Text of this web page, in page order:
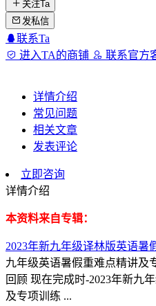
关注Ta
发私信
联系Ta
进入TA的商铺
联系官方
详情介绍
常见问题
相关文章
发表评论
立即咨询
详情介绍
本资料来自专辑：
2023年新九年级译林版英语暑
九年级英语暑假重难点精讲及
回顾 现在完成时-2023年新九
及专项训练 ...